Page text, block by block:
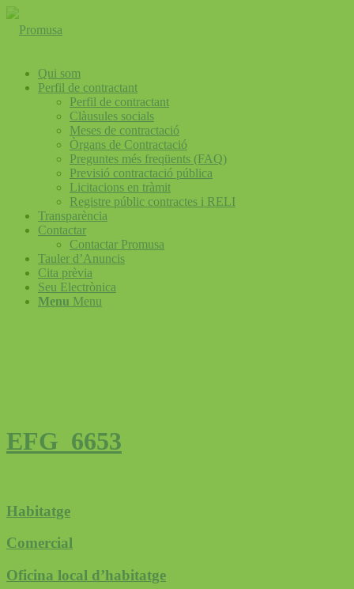
Qui som
Perfil de contractant
Perfil de contractant
Clàusules socials
Meses de contractació
Òrgans de Contractació
Preguntes més freqüents (FAQ)
Previsió contractació pública
Licitacions en tràmit
Registre públic contractes i RELI
Transparència
Contactar
Contactar Promusa
Tauler d’Anuncis
Cita prèvia
Seu Electrònica
Menu Menu
EFG_6653
Habitatge
Comercial
Oficina local d’habitatge